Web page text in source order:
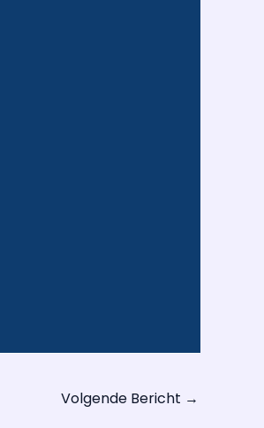
Volgende Bericht →